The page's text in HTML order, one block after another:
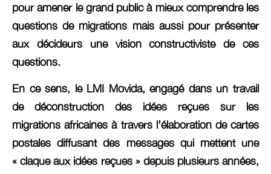
pour amener le grand public à mieux comprendre les
questions de migrations mais aussi pour présenter
aux décideurs une vision constructiviste de ces
questions.
En ce sens, le LMI Movida, engagé dans un travail
de déconstruction des idées reçues sur les
migrations africaines à travers l’élaboration de cartes
postales diffusant des messages qui mettent une
« claque aux idées reçues » depuis plusieurs années,